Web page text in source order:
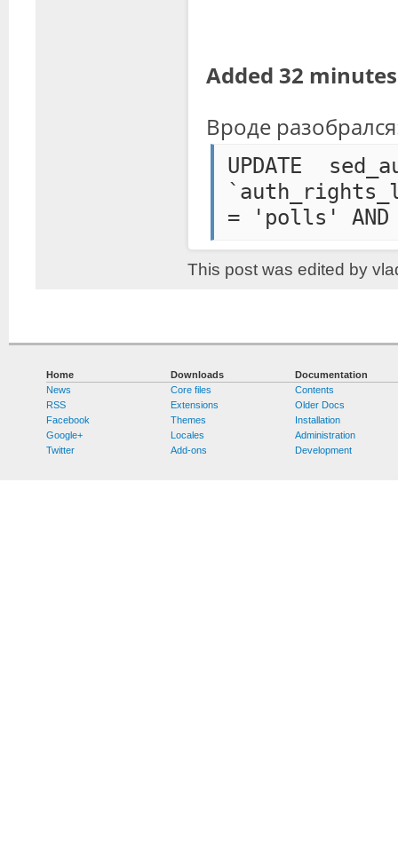
Added 32
Вроде
UPDATE
= 'polls'
This post was edited by
Home
News
RSS
Facebook
Google+
Twitter
Downloads
Core files
Extensions
Themes
Locales
Add-ons
Documentation
Contents
Older Docs
Installation
Administration
Development